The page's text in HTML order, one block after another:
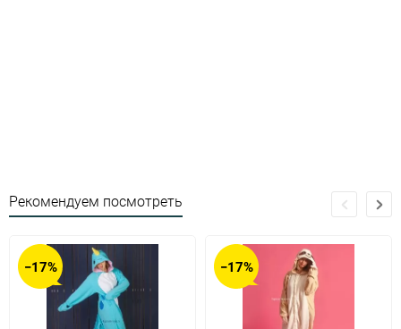
Рекомендуем посмотреть
−17% −17%